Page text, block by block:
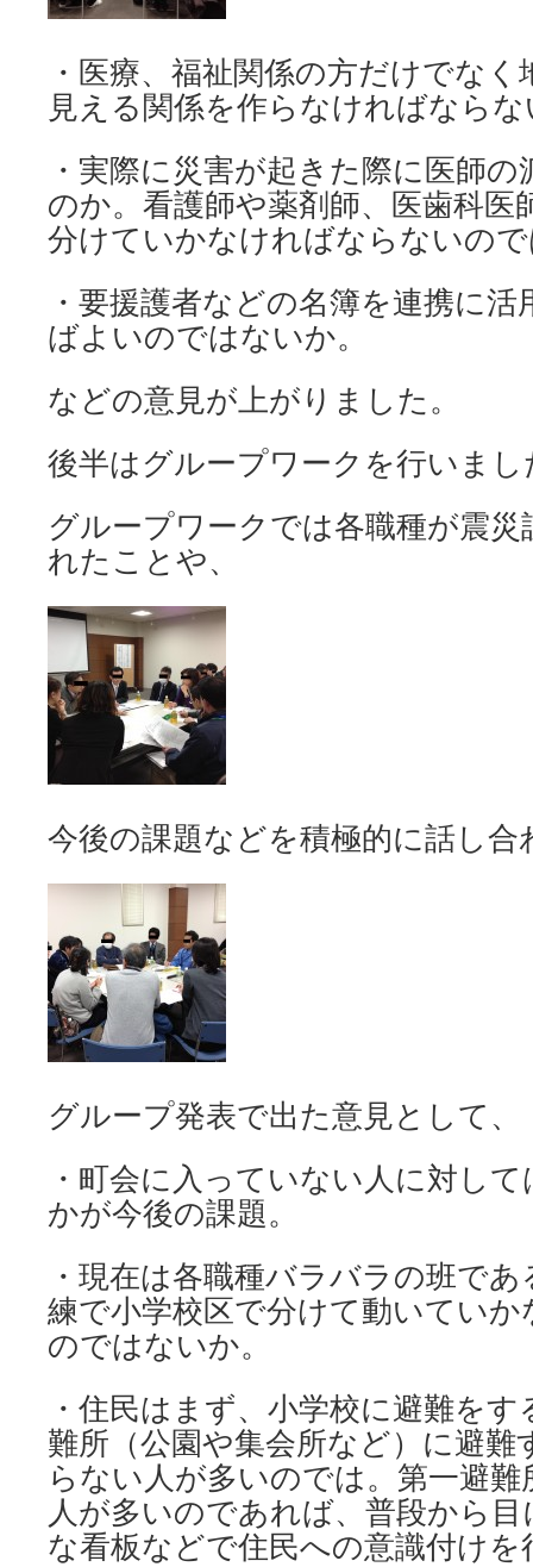
・医療、福祉関係の方だけでな
見える関係を作らなければなら
・実際に災害が起きた際に医師
のか。看護師や薬剤師、医歯科医
分けていかなければならないの
・要援護者などの名簿を連携に
ばよいのではないか。
などの意見が上がりました。
後半はグループワークを行いまし
グループワークでは各職種が震
れたことや、
今後の課題などを積極的に話し
グループ発表で出た意見として、
・町会に入っていない人に対し
かが今後の課題。
・現在は各職種バラバラの班で
練で小学校区で分けて動いてい
のではないか。
・住民はまず、小学校に避難を
難所（公園や集会所など）に避
らない人が多いのでは。第一避
人が多いのであれば、普段から
な看板などで住民への意識付け